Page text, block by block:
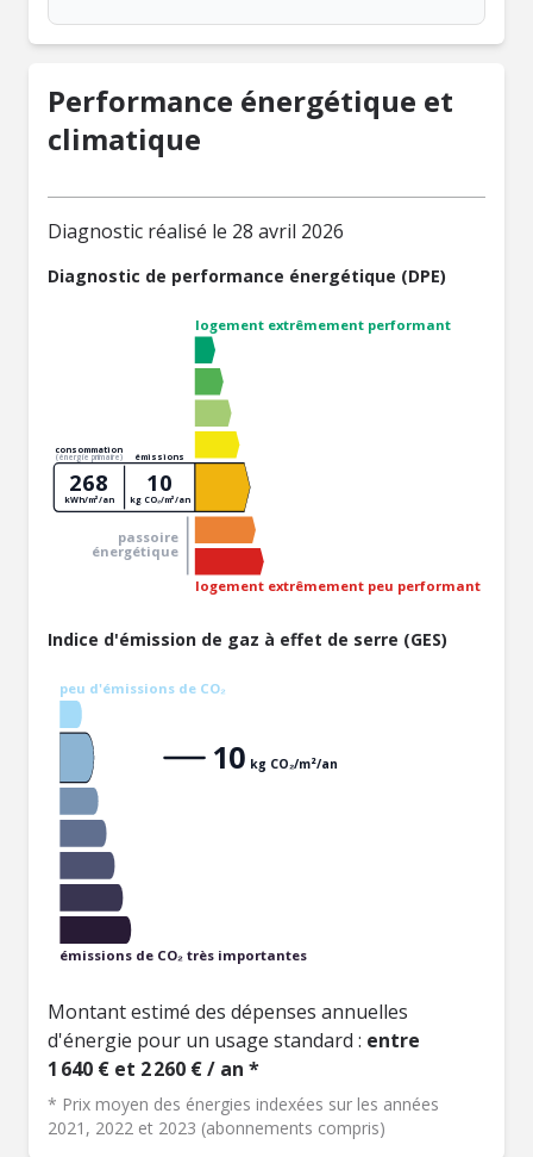
Performance énergétique et
climatique
Diagnostic réalisé le 28 avril 2026
Diagnostic de performance énergétique (DPE)
logement extrêmement performant
logement extrêmement peu performant
passoire
énergétique
consommation
(énergie primaire) émissions
268
kWh/m²/an
10
kg CO₂/m²/an
Indice d'émission de gaz à effet de serre (GES)
peu d'émissions de CO₂
émissions de CO₂ très importantes
10 kg CO₂/m²/an
Montant estimé des dépenses annuelles
d'énergie pour un usage standard : entre
1 640 € et 2 260 € / an *
* Prix moyen des énergies indexées sur les années
2021, 2022 et 2023 (abonnements compris)